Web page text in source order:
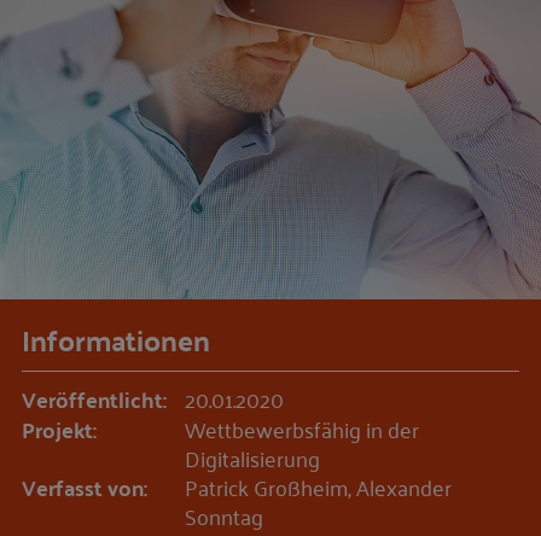
Informationen
Veröffentlicht: 20.01.2020
Projekt: Wettbewerbsfähig in der
Digitalisierung
Verfasst von: Patrick Großheim, Alexander
Sonntag